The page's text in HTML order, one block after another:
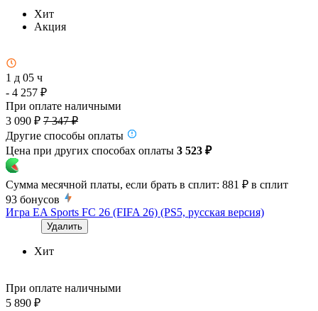
Хит
Акция
1 д 05 ч
- 4 257 ₽
При оплате наличными
3 090 ₽ 7 347 ₽
Другие способы оплаты
Цена при других способах оплаты 3 523 ₽
Сумма месячной платы, если брать в сплит: 881 ₽ в сплит
93 бонусов
Игра EA Sports FC 26 (FIFA 26) (PS5, русская версия)
Удалить
Хит
При оплате наличными
5 890 ₽